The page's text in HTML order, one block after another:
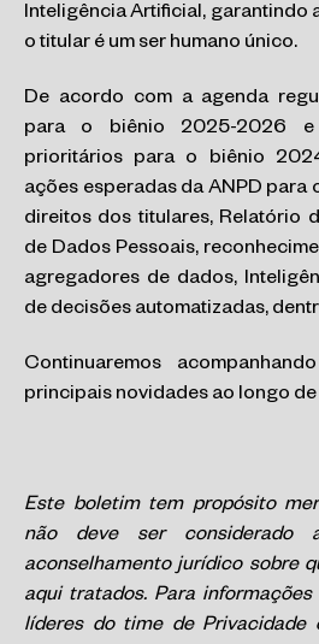
Inteligência Artificial, garantindo
o titular é um ser humano único.
De acordo com a agenda
para o biênio 2025-2026
prioritários para o biênio
ações esperadas da ANPD para
direitos dos titulares, Relatório
de Dados Pessoais,
agregadores de dados,
de decisões automatizadas,
Continuaremos
principais novidades ao longo
Este boletim tem propósito
não deve ser
aconselhamento jurídico sobre
aqui tratados. Para
líderes do time de Privacidade